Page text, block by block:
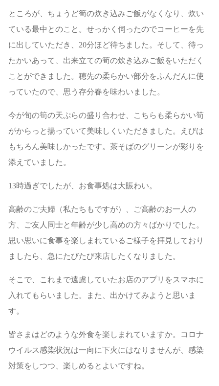
ところが、ちょうど筍の炊き込みご飯がなくなり、炊い
ている最中とのこと。せっかく伺ったのでコーヒーを先
に出していただき、20分ほど待ちました。そして、待っ
たかいあって、出来立ての筍の炊き込みご飯をいただく
ことができました。穂先の柔らかい部分をふんだんに使
っていたので、思う存分春を味わいました。
今が旬の筍の天ぷらの盛り合わせ、こちらも柔らかい筍
がからっと揚っていて美味しくいただきました。えびは
もちろん美味しかったです。茶そばのグリーンが彩りを
添えていました。
13時過ぎでしたが、お食事処は大賑わい。
高齢のご夫婦（私たちもですが）、ご高齢のお一人の
方、ご友人同士と年齢が少し高めの方々ばかりでした。
思い思いに食事を楽しまれているご様子を拝見しており
ましたら、急にたびたび来店したくなりました。
そこで、これまで遠慮していたお店のアプリをスマホに
入れてもらいました。また、出かけてみようと思いま
す。
皆さまはどのような外食を楽しまれていますか。コロナ
ウイルス感染状況は一向に下火にはなりませんが、感染
対策をしつつ、楽しめるとよいですね。